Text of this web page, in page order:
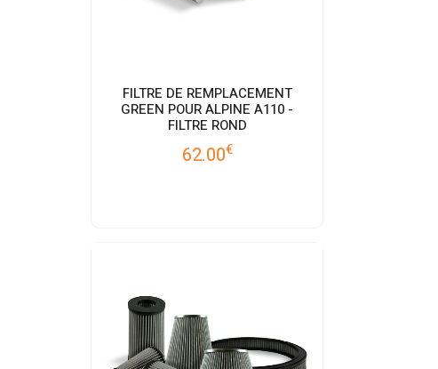
FILTRE DE REMPLACEMENT
GREEN POUR ALPINE A110 -
FILTRE ROND
62.00€